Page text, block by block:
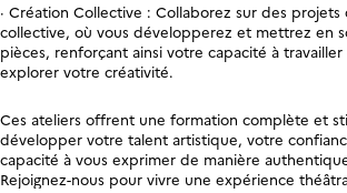
· Création Collective : Collaborez sur des projets
collective, où vous développerez et mettrez en
pièces, renforçant ainsi votre capacité à
explorer votre créativité.
Ces ateliers offrent une formation complète et
développer votre talent artistique, votre
capacité à vous exprimer de manière
Rejoignez-nous pour vivre une expérience